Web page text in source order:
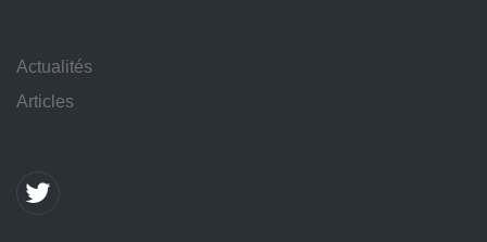
Actualités
Articles